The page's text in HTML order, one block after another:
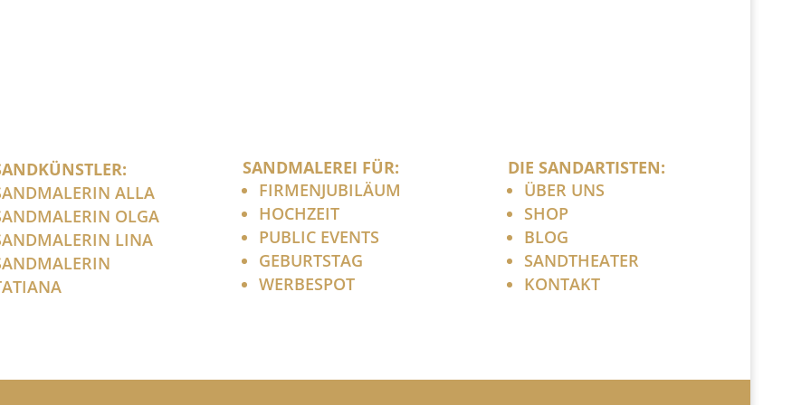
ALLA
OLGA
LINA
SANDMALEREI FÜR:
FIRMENJUBILÄUM
HOCHZEIT
PUBLIC EVENTS
GEBURTSTAG
WERBESPOT
DIE SANDARTISTEN:
ÜBER UNS
SHOP
BLOG
SANDTHEATER
KONTAKT